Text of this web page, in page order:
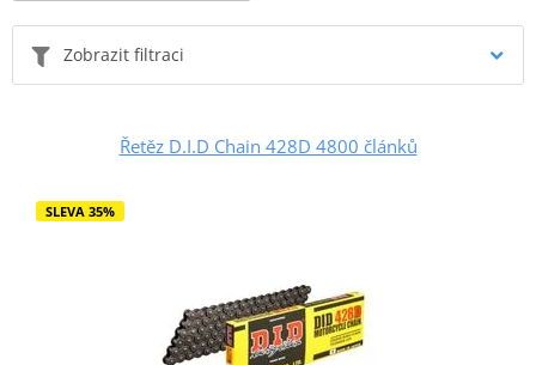
Zobrazit filtraci
Řetěz D.I.D Chain 428D 4800 článků
SLEVA 35%